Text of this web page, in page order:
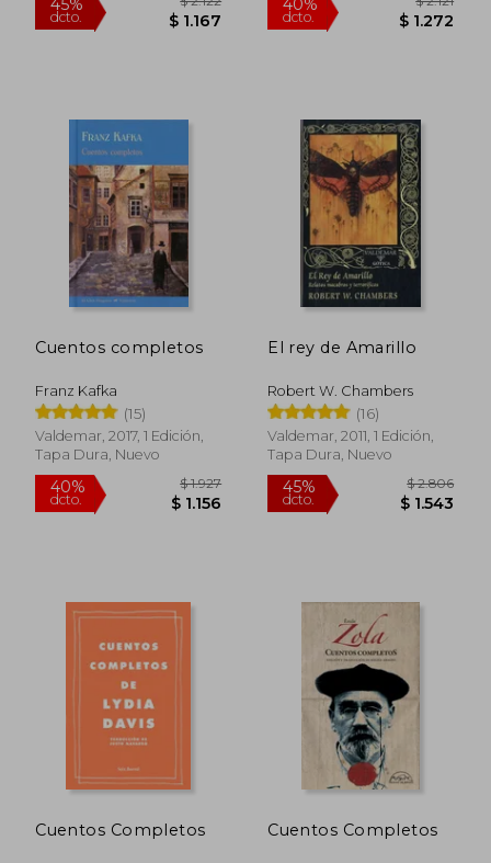
dcto. $ 1.167 dcto.
Cuentos completos
Franz Kafka
(15)
Valdemar, 2017, 1 Edición,
Tapa Dura, Nuevo
El rey de Amarillo
Robert W. Chambers
(16)
Valdemar, 2011, 1 Edición,
Tapa Dura, Nuevo
Cuentos Completos Cuentos Completos